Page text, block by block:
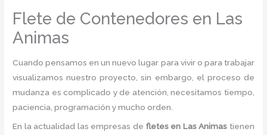
Flete de Contenedores en Las
Animas
Cuando pensamos en un nuevo lugar para vivir o para trabajar
visualizamos nuestro proyecto, sin embargo, el proceso de
mudanza es complicado y de atención, necesitamos tiempo,
paciencia, programación y mucho orden.
En la actualidad las empresas de fletes en Las Animas tienen